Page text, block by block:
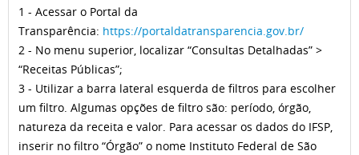
1 - Acessar o Portal da
Transparência: https://portaldatransparencia.gov.br/
2 - No menu superior, localizar “Consultas Detalhadas” >
“Receitas Públicas”;
3 - Utilizar a barra lateral esquerda de filtros para escolher
um filtro. Algumas opções de filtro são: período, órgão,
natureza da receita e valor. Para acessar os dados do IFSP,
inserir no filtro “Órgão” o nome Instituto Federal de São